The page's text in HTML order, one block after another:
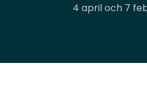
4 april och 7